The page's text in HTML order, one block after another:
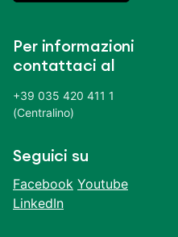
Per informazioni
contattaci al
+39 035 420 411 1
(Centralino)
Seguici su
Facebook Youtube
LinkedIn